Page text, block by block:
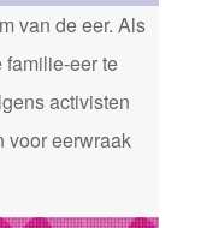
van de eer. Als
familie-eer te
activisten
voor eerwraak